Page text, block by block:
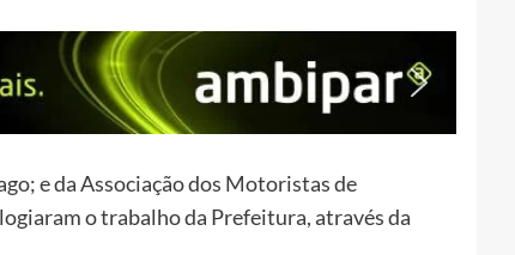
e da Associação dos Motoristas de
o trabalho da Prefeitura, através da